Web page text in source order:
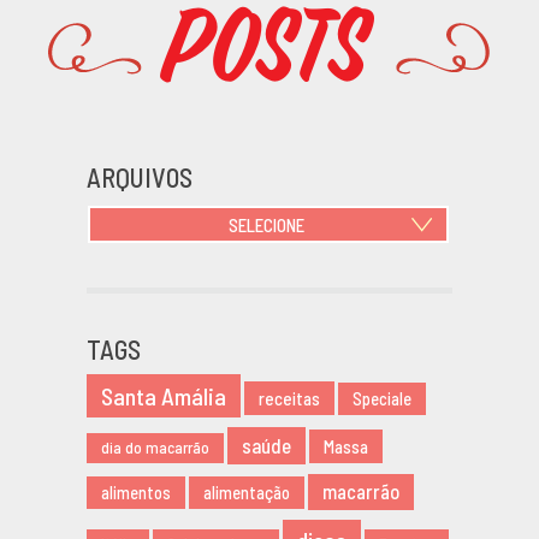
Posts
ARQUIVOS
SELECIONE
NOVEMBRO 2019
AGOSTO 2019
MARÇO 2019
FEVEREIRO 2019
JANEIRO 2019
TAGS
Santa Amália receitas Speciale
dia do macarrão saúde Massa
alimentos alimentação macarrão